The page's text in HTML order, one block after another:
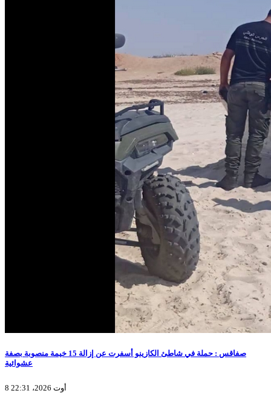
صفاقس : حملة في شاطئ الكازينو أسفرت عن إزالة 15 خيمة منصوبة بصفة
عشوائية
8 أوت 2026، 22:31